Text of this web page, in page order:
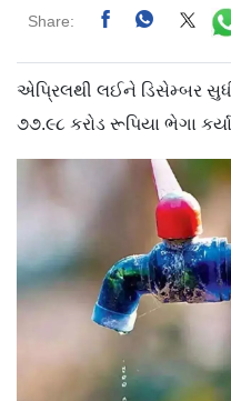
Share:
એપ્રિલથી લઈને ડિસેમ્બર
૭૭.૯૮ કરોડ રૂપિયા ભેગા